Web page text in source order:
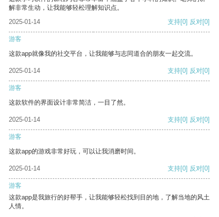
解非常生动，让我能够轻松理解知识点。
2025-01-14
支持[0] 反对[0]
游客
这款app就像我的社交平台，让我能够与志同道合的朋友一起交流。
2025-01-14 支持[0] 反对[0]
游客
这款软件的界面设计非常简洁，一目了然。
2025-01-14 支持[0] 反对[0]
游客
这款app的游戏非常好玩，可以让我消磨时间。
2025-01-14 支持[0] 反对[0]
游客
这款app是我旅行的好帮手，让我能够轻松找到目的地，了解当地的风土
人情。